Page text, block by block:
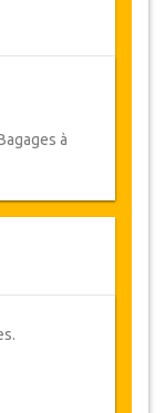
serez
vos
le mot !
à